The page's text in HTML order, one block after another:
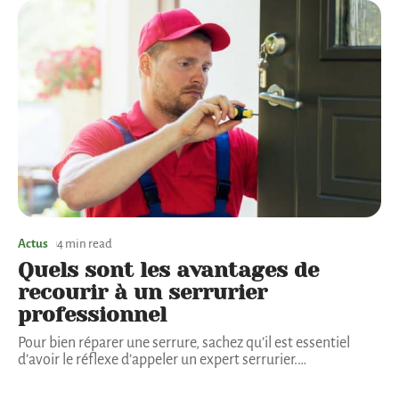
Actus 4 min read
Quels sont les avantages de
recourir à un serrurier
professionnel
Pour bien réparer une serrure, sachez qu’il est essentiel
d’avoir le réflexe d’appeler un expert serrurier.…